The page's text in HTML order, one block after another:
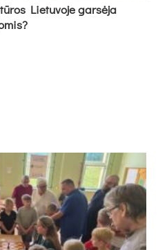
Lietuvoje garsėja